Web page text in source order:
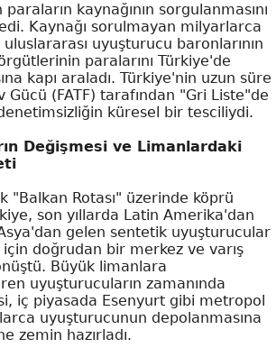
paraların kaynağının sorgulanmasını
Kaynağı sorulmayan milyarlarca
uyuşturucu baronlarının
paralarını Türkiye'de
kapı araladı. Türkiye'nin uzun süre
Gücü (FATF) tarafından "Gri Liste"de
küresel bir tesciliydi.
Değişmesi ve Limanlardaki
"Balkan Rotası" üzerinde köprü
son yıllarda Latin Amerika'dan
gelen sentetik uyuşturucular
doğrudan bir merkez ve varış
Büyük limanlara
uyuşturucuların zamanında
iç piyasada Esenyurt gibi metropol
uyuşturucunun depolanmasına
zemin hazırladı.